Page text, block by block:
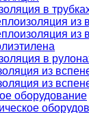
в
из
из
в
из
из
оборудование